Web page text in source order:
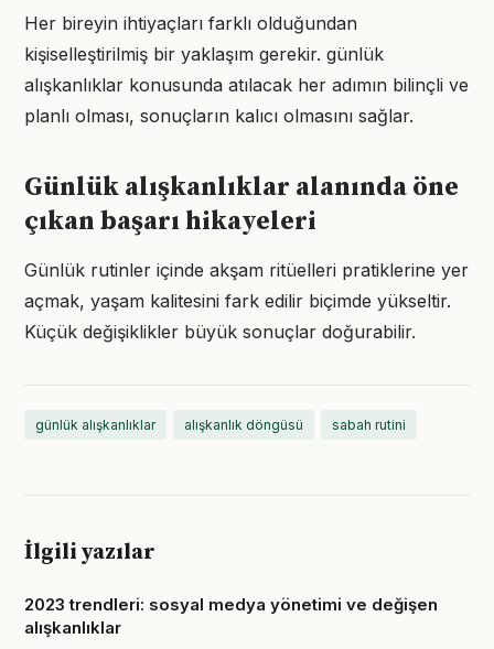
Her bireyin ihtiyaçları farklı olduğundan
kişiselleştirilmiş bir yaklaşım gerekir. günlük
alışkanlıklar konusunda atılacak her adımın bilinçli ve
planlı olması, sonuçların kalıcı olmasını sağlar.
Günlük alışkanlıklar alanında öne
çıkan başarı hikayeleri
Günlük rutinler içinde akşam ritüelleri pratiklerine yer
açmak, yaşam kalitesini fark edilir biçimde yükseltir.
Küçük değişiklikler büyük sonuçlar doğurabilir.
günlük alışkanlıklar alışkanlık döngüsü sabah rutini
İlgili yazılar
2023 trendleri: sosyal medya yönetimi ve değişen
alışkanlıklar